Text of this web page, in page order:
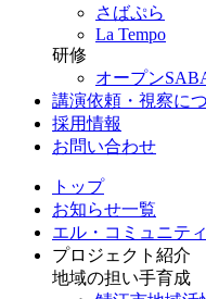
さばぷら
La Tempo
研修
オープン
講演依頼・視察に
採用情報
お問い合わせ
トップ
お知らせ一覧
エル・コミュニテ
プロジェクト紹介
地域の担い手育成